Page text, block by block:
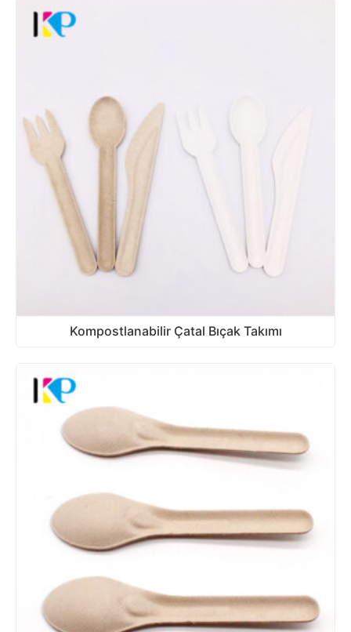
Kompostlanabilir Çatal Bıçak Takımı